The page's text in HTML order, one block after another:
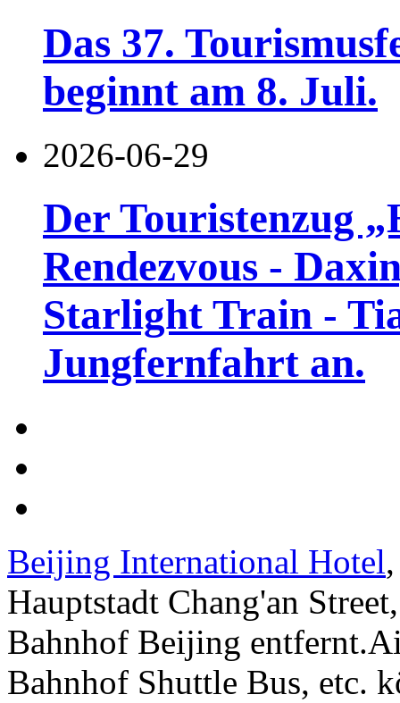
Das 37.
beginnt am 8. Juli.
2026-06-29
Der Touristenzug
Rendezvous -
Starlight Train -
Jungfernfahrt an.
Beijing International Hotel
Hauptstadt Chang'an
Bahnhof Beijing
Bahnhof Shuttle Bus, etc.